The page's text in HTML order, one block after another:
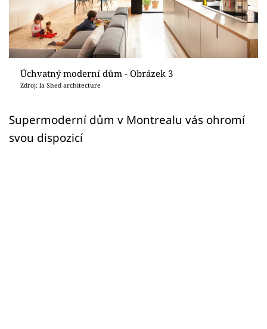
Přihlášení
Sledujte nás
Úchvatný moderní dům - Obrázek 3
Zdroj: la Shed architecture
Supermoderní dům v Montrealu vás ohromí
svou dispozicí